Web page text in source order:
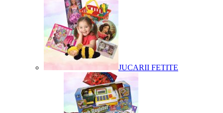
JUCARII FETITE